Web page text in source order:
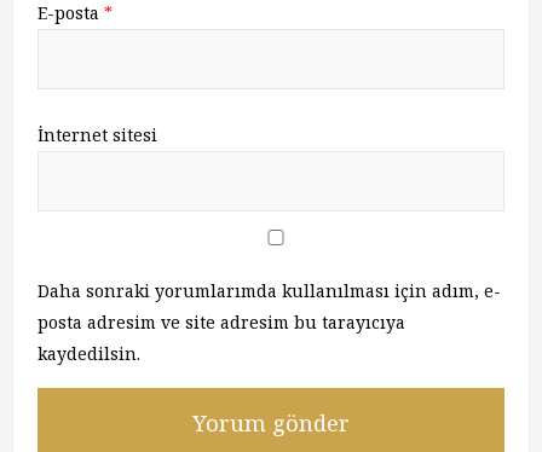
E-posta*
İnternet sitesi
Daha sonraki yorumlarımda kullanılması için adım, e-
posta adresim ve site adresim bu tarayıcıya
kaydedilsin.